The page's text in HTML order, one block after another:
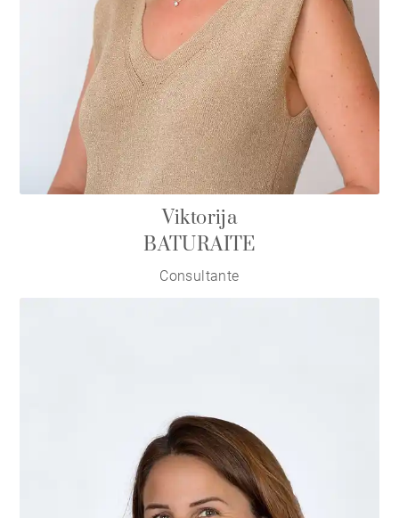
Viktorija
BATURAITE
Consultante